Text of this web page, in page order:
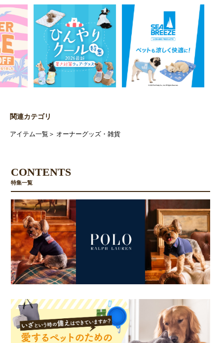
関連カテゴリ
アイテム一覧 ＞ オーナーグッズ・雑貨
CONTENTS
特集一覧